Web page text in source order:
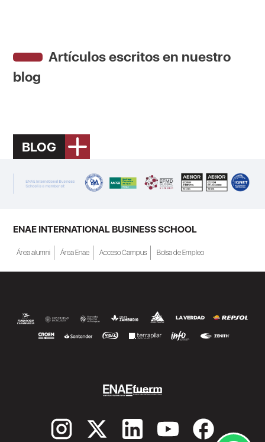
Artículos escritos en nuestro
blog
BLOG
ENAE INTERNATIONAL BUSINESS SCHOOL
Área alumni Área Enae Acceso Campus Bolsa de Empleo